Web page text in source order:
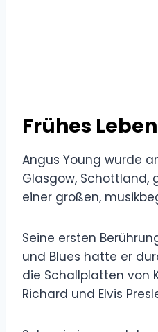
Frühes Leben
Angus Young wurde
Glasgow, Schottland,
einer großen,
Seine ersten
und Blues hatte er
die Schallplatten von
Richard und Elvis